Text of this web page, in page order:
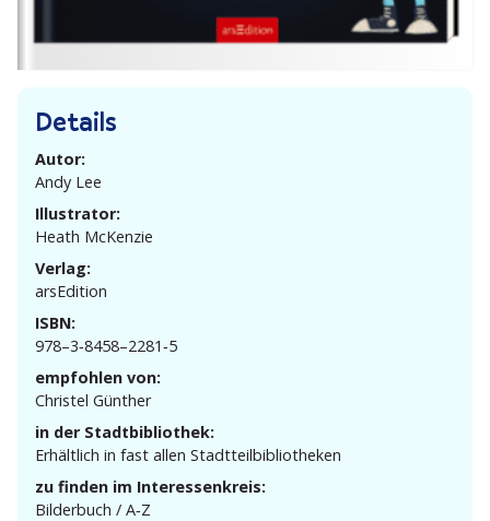
Details
Autor:
Andy Lee
Illustrator:
Heath McKenzie
Verlag:
arsEdition
ISBN:
978–3‑8458–2281‑5
empfohlen von:
Christel Günther
in der Stadtbibliothek:
Erhältlich in fast allen Stadtteilbibliotheken
zu finden im Interessenkreis:
Bilderbuch / A‑Z